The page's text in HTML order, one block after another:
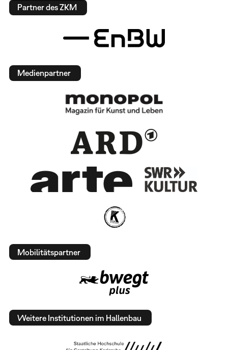
Partner des ZKM
Medienpartner
Mobilitätspartner
Weitere Institutionen im Hallenbau